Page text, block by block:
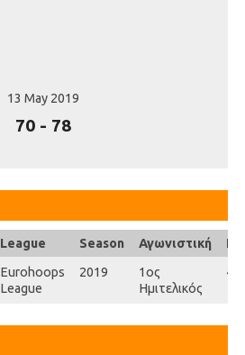
13 May 2019
70- 78
League Season Αγωνιστική
Eurohoops
League
2019
1ος
Ημιτελικός
40'